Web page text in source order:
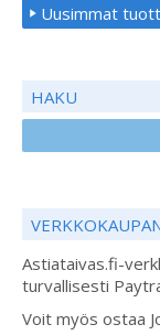
Uusimmat
HAKU
Astiataivas.fi-
turvallisesti
Voit myös ostaa